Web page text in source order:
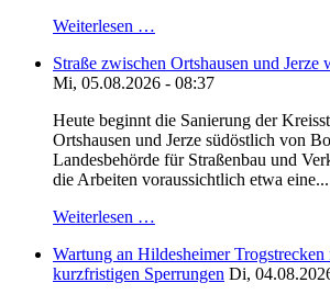
Weiterlesen …
Straße zwischen Ortshausen und Jerze
Mi, 05.08.2026 - 08:37
Heute beginnt die Sanierung der
Ortshausen und Jerze südöstlich von
Landesbehörde für Straßenbau und
die Arbeiten voraussichtlich etwa eine...
Weiterlesen …
Wartung an Hildesheimer
kurzfristigen Sperrungen Di,